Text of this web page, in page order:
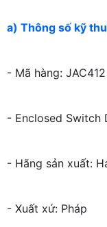
a) Thông số kỹ
- Mã hàng: JAC412
- Enclosed Switch
- Hãng sản xuất:
- Xuất xứ: Pháp